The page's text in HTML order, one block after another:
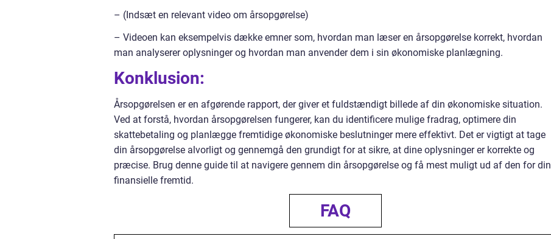
– (Indsæt en relevant video om årsopgørelse)
– Videoen kan eksempelvis dække emner som, hvordan man læser en årsopgørelse korrekt, hvordan
man analyserer oplysninger og hvordan man anvender dem i sin økonomiske planlægning.
Konklusion:
Årsopgørelsen er en afgørende rapport, der giver et fuldstændigt billede af din økonomiske situation.
Ved at forstå, hvordan årsopgørelsen fungerer, kan du identificere mulige fradrag, optimere din
skattebetaling og planlægge fremtidige økonomiske beslutninger mere effektivt. Det er vigtigt at tage
din årsopgørelse alvorligt og gennemgå den grundigt for at sikre, at dine oplysninger er korrekte og
præcise. Brug denne guide til at navigere gennem din årsopgørelse og få mest muligt ud af den for din
finansielle fremtid.
FAQ